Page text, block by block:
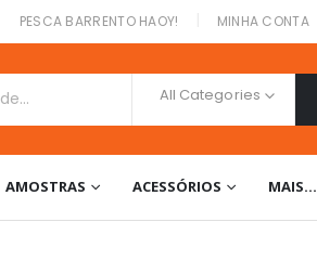
PESCA BARRENTO HAOY! MINHA CONTA
All Categories
AMOSTRAS ACESSÓRIOS MAIS…